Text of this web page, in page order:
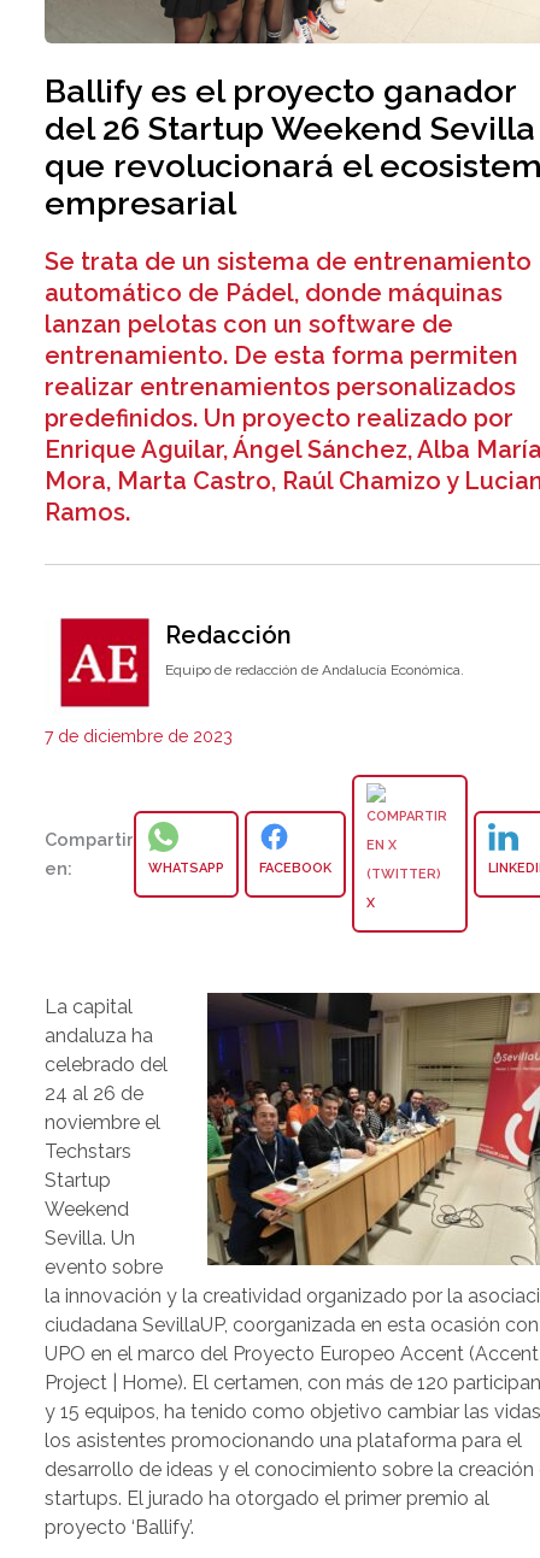
Ballify es el proyecto ganador
del 26 Startup Weekend Sevilla
que revolucionará el
empresarial
Se trata de un sistema de entrenamiento
automático de Pádel, donde máquinas
lanzan pelotas con un software de
entrenamiento. De esta forma permiten
realizar entrenamientos personalizados
predefinidos. Un proyecto realizado por
Enrique Aguilar, Ángel Sánchez, Alba
Mora, Marta Castro, Raúl Chamizo y
Ramos.
Redacción
Equipo de redacción de Andalucía Económica.
7 de diciembre de 2023
Compartir
en:
WHATSAPP FACEBOOK
X
La capital
andaluza ha
celebrado del
24 al 26 de
noviembre el
Techstars
Startup
Weekend
Sevilla. Un
evento sobre
la innovación y la creatividad organizado por la
ciudadana SevillaUP, coorganizada en esta ocasión
UPO en el marco del Proyecto Europeo Accent (Accent
Project | Home). El certamen, con más de 120
y 15 equipos, ha tenido como objetivo cambiar las
los asistentes promocionando una plataforma para el
desarrollo de ideas y el conocimiento sobre la creación
startups. El jurado ha otorgado el primer premio al
proyecto ‘Ballify’.